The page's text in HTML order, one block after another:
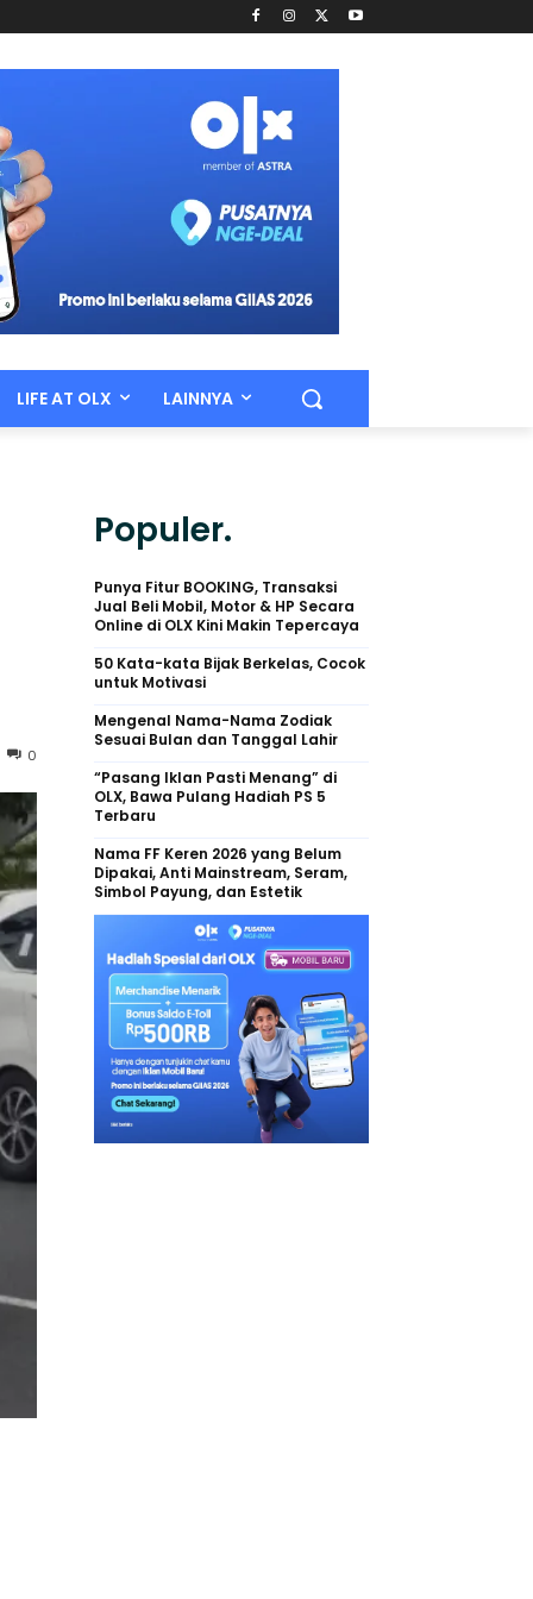
LIFE AT OLX LAINNYA
0
Populer.
Punya Fitur BOOKING, Transaksi
Jual Beli Mobil, Motor & HP Secara
Online di OLX Kini Makin Tepercaya
50 Kata-kata Bijak Berkelas, Cocok
untuk Motivasi
Mengenal Nama-Nama Zodiak
Sesuai Bulan dan Tanggal Lahir
“Pasang Iklan Pasti Menang” di
OLX, Bawa Pulang Hadiah PS 5
Terbaru
Nama FF Keren 2026 yang Belum
Dipakai, Anti Mainstream, Seram,
Simbol Payung, dan Estetik